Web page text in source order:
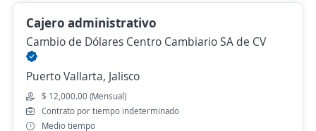
Cajero administrativo
Cambio de Dólares Centro Cambiario SA de CV
Puerto Vallarta, Jalisco
$ 12,000.00 (Mensual)
Contrato por tiempo indeterminado
Medio tiempo